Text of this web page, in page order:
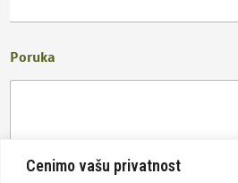
Cenimo vašu privatnost
Poruka